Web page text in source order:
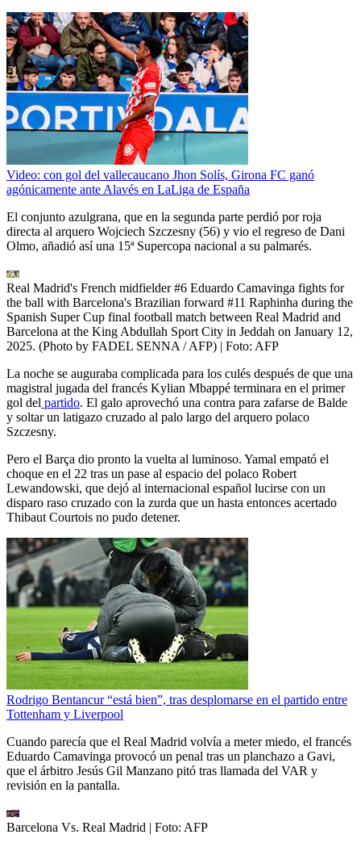
Video: con gol del vallecaucano Jhon Solís, Girona FC ganó
agónicamente ante Alavés en LaLiga de España
El conjunto azulgrana, que en la segunda parte perdió por roja
directa al arquero Wojciech Szczesny (56) y vio el regreso de Dani
Olmo, añadió así una 15ª Supercopa nacional a su palmarés.
Real Madrid's French midfielder #6 Eduardo Camavinga fights for
the ball with Barcelona's Brazilian forward #11 Raphinha during the
Spanish Super Cup final football match between Real Madrid and
Barcelona at the King Abdullah Sport City in Jeddah on January 12,
2025. (Photo by FADEL SENNA / AFP) | Foto: AFP
La noche se auguraba complicada para los culés después de que una
magistral jugada del francés Kylian Mbappé terminara en el primer
gol del partido. El galo aprovechó una contra para zafarse de Balde
y soltar un latigazo cruzado al palo largo del arquero polaco
Szczesny.
Pero el Barça dio pronto la vuelta al luminoso. Yamal empató el
choque en el 22 tras un pase al espacio del polaco Robert
Lewandowski, que dejó al internacional español lucirse con un
disparo raso cruzado con la zurda que un hasta entonces acertado
Thibaut Courtois no pudo detener.
Rodrigo Bentancur “está bien”, tras desplomarse en el partido entre
Tottenham y Liverpool
Cuando parecía que el Real Madrid volvía a meter miedo, el francés
Eduardo Camavinga provocó un penal tras un planchazo a Gavi,
que el árbitro Jesús Gil Manzano pitó tras llamada del VAR y
revisión en la pantalla.
Barcelona Vs. Real Madrid | Foto: AFP